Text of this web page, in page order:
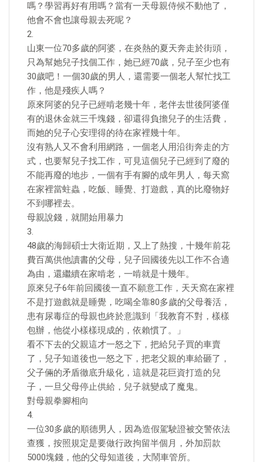
嗎？學習再好有用嗎？當有一天母親侍候不動他了，
他會不會也讓母親去死呢？
2.
山東一位70多歲的阿婆，在炎熱的夏天奔走於街頭，
只為幫她兒子找個工作，她已經70歲，兒子至少也有
30歲吧！一個30歲的男人，還需要一個老人幫忙找工
作，他是殘疾人嗎？
原來阿婆的兒子已經啃老幾十年，老伴去世後阿婆僅
有的退休金就三千塊錢，卻還得負擔兒子的生活費，
而她的兒子心安理得的待在家裡幾十年。
沒有熟人又不會利用網路，一個老人用沿街奔走的方
式，也要幫兒子找工作，可見這個兒子已經到了廢的
不能再廢的地步，一個有手有腳的成年男人，每天窩
在家裡當蛀蟲，吃飯、睡覺、打遊戲，真的比廢物好
不到哪裡去。
母親說錢，就開始用暴力
3.
48歲的海歸碩士大衛近期，又上了熱搜，十幾年前花
費百萬供他讀書的父母，兒子回國後先以工作不合適
為由，還繼續在家啃老，一啃就是十幾年。
原來兒子6年前回國後一直不願意工作，天天窩在家裡
不是打遊戲就是睡覺，吃喝全靠80多歲的父母養活，
患有尿毒症的母親也終於意識到「我教育不對，樣樣
包辦，他從小樣樣現成的，依賴慣了。」
看不下去的父親這才一怒之下，把給兒子買的車賣
了，兒子知道後也一怒之下，把老父親的車給砸了，
父子倆的矛盾徹底升級化，這就是花巨資打造的兒
子，一旦父母停止供給，兒子就變成了魔鬼。
對母親拳腳相向
4.
一位30多歲的順德男人，因為造假駕駛證被交警依法
查獲，按照規定是要做行政拘留半個月，外加罰款
5000塊錢，他的父母知道後，大鬧車管所。